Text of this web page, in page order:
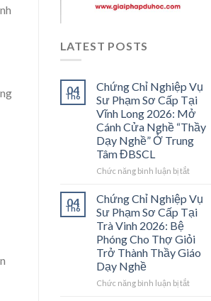
LATEST POSTS
04
Th6
Chứng Chỉ Nghiệp Vụ
Sư Phạm Sơ Cấp Tại
Vĩnh Long 2026: Mở
Cánh Cửa Nghề “Thầy
Dạy Nghề” Ở Trung
Tâm ĐBSCL
Chức năng bình luận bị tắtở
Chỉ
Nghiệp
Vụ
Phạm
Sơ
04
Th6
Chứng Chỉ Nghiệp Vụ
Sư Phạm Sơ Cấp Tại
Trà Vinh 2026: Bệ
Phóng Cho Thợ Giỏi
Trở Thành Thầy Giáo
Dạy Nghề
Chức năng bình luận bị tắtở